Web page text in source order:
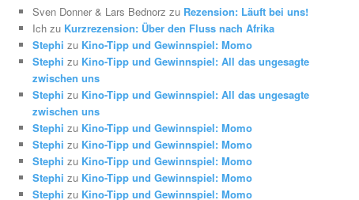
Sven Donner & Lars Bednorz zu Rezension: Läuft bei uns!
Ich zu Kurzrezension: Über den Fluss nach Afrika
Stephi zu Kino-Tipp und Gewinnspiel: Momo
Stephi zu Kino-Tipp und Gewinnspiel: All das ungesagte
zwischen uns
Stephi zu Kino-Tipp und Gewinnspiel: All das ungesagte
zwischen uns
Stephi zu Kino-Tipp und Gewinnspiel: Momo
Stephi zu Kino-Tipp und Gewinnspiel: Momo
Stephi zu Kino-Tipp und Gewinnspiel: Momo
Stephi zu Kino-Tipp und Gewinnspiel: Momo
Stephi zu Kino-Tipp und Gewinnspiel: Momo